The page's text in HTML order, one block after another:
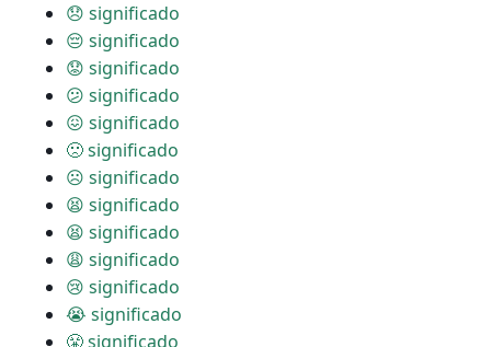
😞 significado
😔 significado
😟 significado
😕 significado
😖 significado
🙁 significado
☹ significado
😫 significado
😫 significado
😩 significado
😢 significado
😭 significado
😤 significado